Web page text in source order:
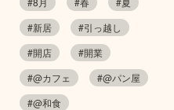
#新居
#引っ越し
#開店
#開業
#@カフェ
#@パン屋
#@和食